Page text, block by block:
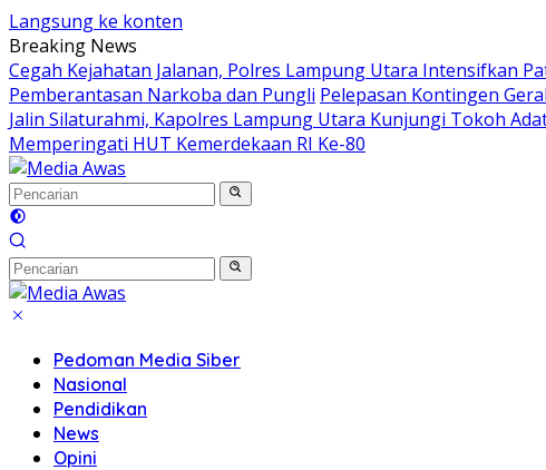
Langsung ke konten
Breaking News
Cegah Kejahatan Jalanan, Polres Lampung Utara Intensifkan
Pemberantasan Narkoba dan Pungli Pelepasan Kontingen
Jalin Silaturahmi, Kapolres Lampung Utara Kunjungi Tokoh
Memperingati HUT Kemerdekaan RI Ke-80
Pedoman Media Siber
Nasional
Pendidikan
News
Opini